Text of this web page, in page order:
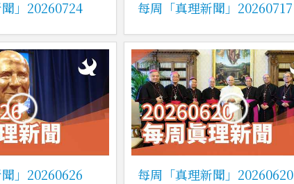
」20260724 每周「真理新聞」20260717
」20260626 每周「真理新聞」20260620